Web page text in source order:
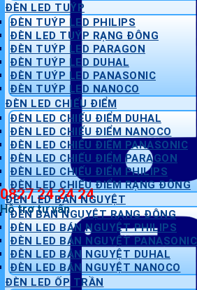
0827 24 24 24
Hỗ trợ tư vấn
ĐÈN LED TUÝP
ĐÈN TUÝP LED PHILIPS
ĐÈN LED TUÝP RẠNG ĐÔNG
ĐÈN TUÝP LED PARAGON
ĐÈN TUÝP LED DUHAL
ĐÈN TUÝP LED PANASONIC
ĐÈN TUÝP LED NANOCO
ĐÈN LED CHIẾU ĐIỂM
ĐÈN LED CHIẾU ĐIỂM DUHAL
ĐÈN LED CHIẾU ĐIỂM NANOCO
ĐÈN LED CHIẾU ĐIỂM PANASONIC
ĐÈN LED CHIẾU ĐIỂM PARAGON
ĐÈN LED CHIẾU ĐIỂM PHILIPS
ĐÈN LED CHIẾU ĐIỂM RẠNG ĐÔNG
ĐÈN LED BÁN NGUYỆT
ĐÈN BÁN NGUYỆT RẠNG ĐÔNG
ĐÈN LED BÁN NGUYỆT PHILIPS
ĐÈN LED BÁN NGUYỆT PANASONIC
ĐÈN LED BÁN NGUYỆT DUHAL
ĐÈN LED BÁN NGUYỆT NANOCO
ĐÈN LED ỐP TRẦN